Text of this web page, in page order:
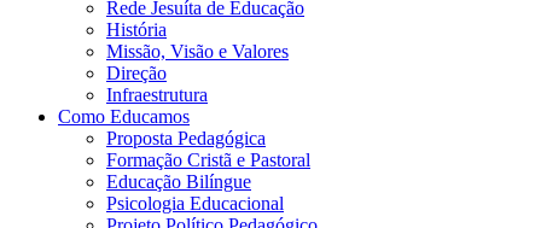
Rede Jesuíta de Educação
História
Missão, Visão e Valores
Direção
Infraestrutura
Como Educamos
Proposta Pedagógica
Formação Cristã e Pastoral
Educação Bilíngue
Psicologia Educacional